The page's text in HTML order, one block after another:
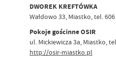
DWOREK KREFTÓWKA
Wałdowo 33, Miastko, tel.
Pokoje gościnne OSIR
ul. Mickiewicza 3a, Miastko,
http://osir-miastko.pl